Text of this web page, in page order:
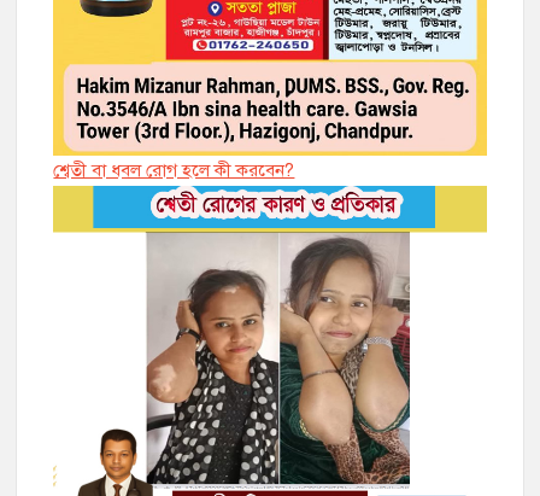
শ্বেতী বা ধবল রোগ হলে কী করবেন?